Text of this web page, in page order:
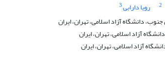
2 رویا دارابی3
دانشگاه آزاد اسلامی، تهران، ایران
آزاد اسلامی، تهران، ایران
آزاد اسلامی، تهران، ایران